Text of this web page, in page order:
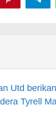
Utd
Tyrell